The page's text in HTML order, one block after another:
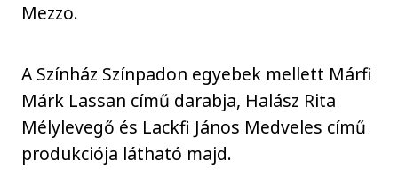
Mezzo.
A Színház Színpadon egyebek mellett Márfi
Márk Lassan című darabja, Halász Rita
Mélylevegő és Lackfi János Medveles című
produkciója látható majd.